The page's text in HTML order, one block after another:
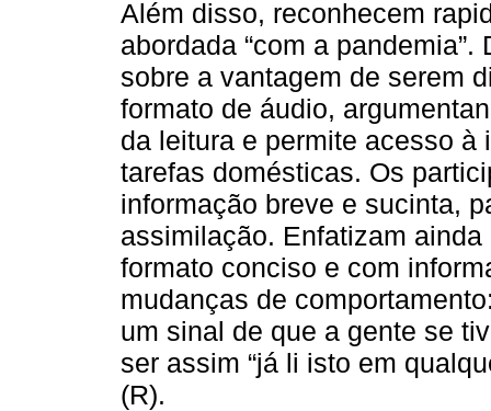
Além disso, reconhecem
abordada “com a
sobre a vantagem de serem
formato de áudio,
da leitura e permite acesso à
tarefas domésticas. Os
informação breve e sucinta,
assimilação. Enfatizam
formato conciso e com
mudanças de
um sinal de que a gente se
ser assim “já li isto em
(R).